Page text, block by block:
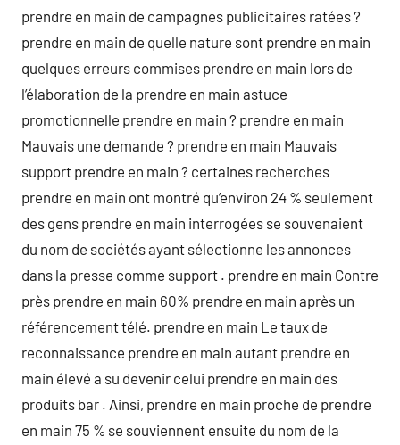
prendre en main de campagnes publicitaires ratées ?
prendre en main de quelle nature sont prendre en main
quelques erreurs commises prendre en main lors de
l’élaboration de la prendre en main astuce
promotionnelle prendre en main ? prendre en main
Mauvais une demande ? prendre en main Mauvais
support prendre en main ? certaines recherches
prendre en main ont montré qu’environ 24 % seulement
des gens prendre en main interrogées se souvenaient
du nom de sociétés ayant sélectionne les annonces
dans la presse comme support . prendre en main Contre
près prendre en main 60% prendre en main après un
référencement télé. prendre en main Le taux de
reconnaissance prendre en main autant prendre en
main élevé a su devenir celui prendre en main des
produits bar . Ainsi, prendre en main proche de prendre
en main 75 % se souviennent ensuite du nom de la